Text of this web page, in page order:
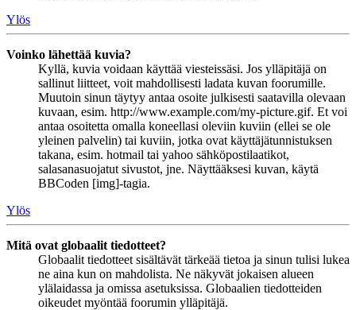
Ylös
Voinko lähettää kuvia?
Kyllä, kuvia voidaan käyttää viesteissäsi. Jos ylläpitäjä on
sallinut liitteet, voit mahdollisesti ladata kuvan foorumille.
Muutoin sinun täytyy antaa osoite julkisesti saatavilla olevaan
kuvaan, esim. http://www.example.com/my-picture.gif. Et voi
antaa osoitetta omalla koneellasi oleviin kuviin (ellei se ole
yleinen palvelin) tai kuviin, jotka ovat käyttäjätunnistuksen
takana, esim. hotmail tai yahoo sähköpostilaatikot,
salasanasuojatut sivustot, jne. Näyttääksesi kuvan, käytä
BBCoden [img]-tagia.
Ylös
Mitä ovat globaalit tiedotteet?
Globaalit tiedotteet sisältävät tärkeää tietoa ja sinun tulisi lukea
ne aina kun on mahdolista. Ne näkyvät jokaisen alueen
ylälaidassa ja omissa asetuksissa. Globaalien tiedotteiden
oikeudet myöntää foorumin ylläpitäjä.